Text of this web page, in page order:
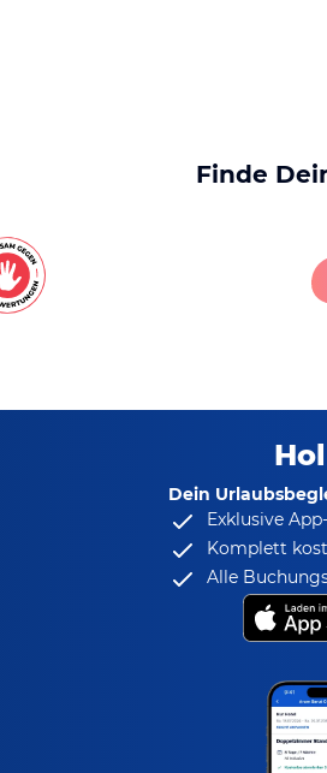
Finde
Dein
Exklusive
Komplett
Alle